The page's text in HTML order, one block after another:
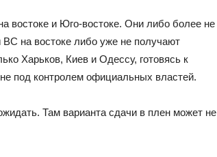
востоке и Юго-востоке. Они либо более не
ВС на востоке либо уже не получают
Харьков, Киев и Одессу, готовясь к
под контролем официальных властей.
Там варианта сдачи в плен может не